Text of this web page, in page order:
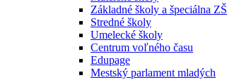
Základné školy a špeciálna ZŠ
Stredné školy
Umelecké školy
Centrum voľného času
Edupage
Mestský parlament mladých